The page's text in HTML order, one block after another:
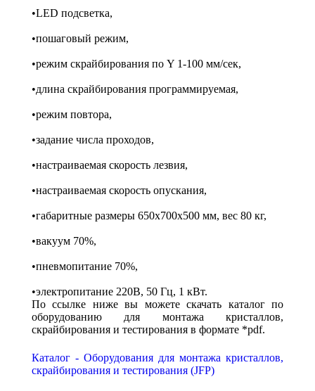
•LED подсветка,
•пошаговый режим,
•режим скрайбирования по Y 1-100 мм/сек,
•длина скрайбирования программируемая,
•режим повтора,
•задание числа проходов,
•настраиваемая скорость лезвия,
•настраиваемая скорость опускания,
•габаритные размеры 650х700х500 мм, вес 80 кг,
•вакуум 70%,
•пневмопитание 70%,
•электропитание 220В, 50 Гц, 1 кВт.
По ссылке ниже вы можете скачать каталог по
оборудованию для монтажа кристаллов,
скрайбирования и тестирования в формате *pdf.
Каталог - Оборудования для монтажа кристаллов,
скрайбирования и тестирования (JFP)